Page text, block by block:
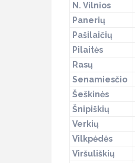
N. Vilnios
Panerių
Pašilaičių
Pilaitės
Rasų
Senamiesčio
Šeškinės
Šnipiškių
Verkių
Vilkpėdės
Viršuliškių